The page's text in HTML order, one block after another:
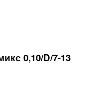
0,10/D/7-13